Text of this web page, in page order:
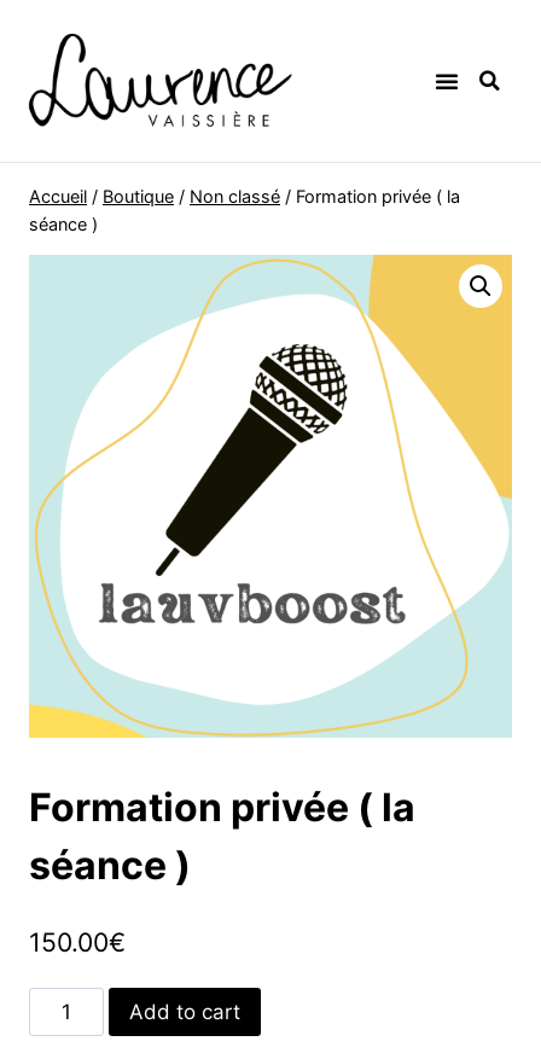
Accueil / Boutique / Non classé / Formation privée ( la
séance )
Formation privée ( la
séance )
150.00€
Add to cart